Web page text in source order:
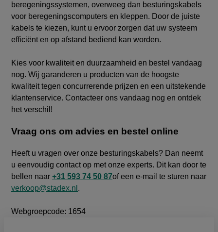
beregeningssystemen, overweeg dan besturingskabels
voor beregeningscomputers en kleppen. Door de juiste
kabels te kiezen, kunt u ervoor zorgen dat uw systeem
efficiënt en op afstand bediend kan worden.
Kies voor kwaliteit en duurzaamheid en bestel vandaag
nog. Wij garanderen u producten van de hoogste
kwaliteit tegen concurrerende prijzen en een uitstekende
klantenservice. Contacteer ons vandaag nog en ontdek
het verschil!
Vraag ons om advies en bestel online
Heeft u vragen over onze besturingskabels? Dan neemt
u eenvoudig contact op met onze experts. Dit kan door te
bellen naar +31 593 74 50 87of een e-mail te sturen naar
verkoop@stadex.nl .
Webgroepcode: 1654